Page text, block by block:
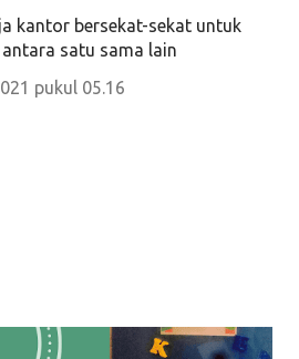
kantor bersekat-sekat untuk
satu sama lain
pukul 05.16